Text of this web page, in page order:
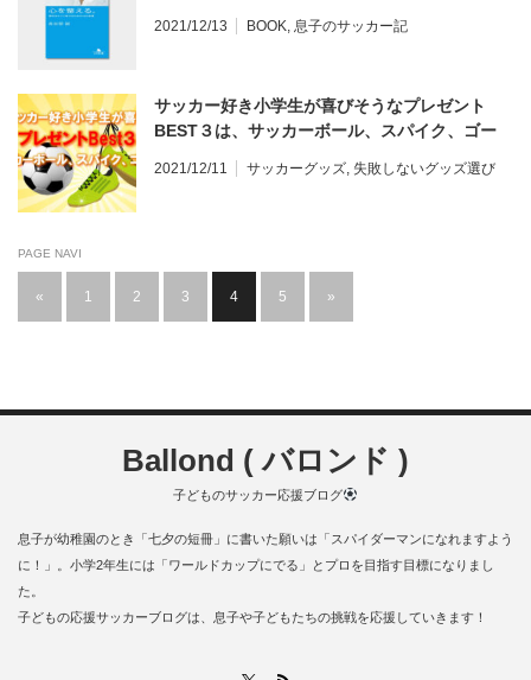
2021/12/13 BOOK, 息子のサッカー記
サッカー好き小学生が喜びそうなプレゼント
BEST３は、サッカーボール、スパイク、ゴー
2021/12/11 サッカーグッズ, 失敗しないグッズ選び
PAGE NAVI
« 1 2 3 4 5 »
Ballond ( バロンド )
子どものサッカー応援ブログ
息子が幼稚園のとき「七夕の短冊」に書いた願いは「スパイダーマンになれますよう
に！」。小学2年生には「ワールドカップにでる」とプロを目指す目標になりまし
た。
子どもの応援サッカーブログは、息子や子どもたちの挑戦を応援していきます！